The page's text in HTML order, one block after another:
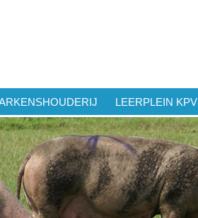
LEERPLEIN KPV